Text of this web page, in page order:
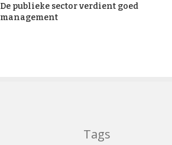
De publieke sector verdient goed
management
Tags